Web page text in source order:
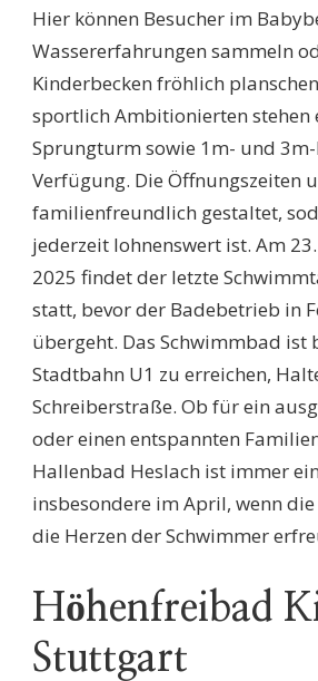
Hier können Besucher im
Wassererfahrungen sammeln
Kinderbecken fröhlich
sportlich Ambitionierten stehen
Sprungturm sowie 1m- und
Verfügung. Die Öffnungszeiten
familienfreundlich gestaltet,
jederzeit lohnenswert ist. Am
2025 findet der letzte
statt, bevor der Badebetrieb in
übergeht. Das Schwimmbad ist
Stadtbahn U1 zu erreichen,
Schreiberstraße. Ob für ein
oder einen entspannten
Hallenbad Heslach ist immer
insbesondere im April, wenn
die Herzen der Schwimmer
Höhenfreibad
Stuttgart